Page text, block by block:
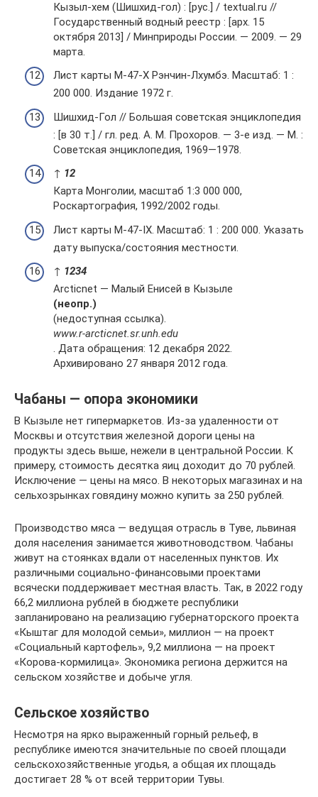
Кызыл-хем (Шишхид-гол) : [рус.] / textual.ru //
Государственный водный реестр : [арх. 15
октября 2013] / Минприроды России. — 2009. — 29
марта.
Лист карты M-47-X Рэнчин-Лхумбэ. Масштаб: 1 :
200 000. Издание 1972 г.
Шишхид-Гол // Большая советская энциклопедия
: [в 30 т.] / гл. ред. А. М. Прохоров. — 3-е изд. — М. :
Советская энциклопедия, 1969—1978.
↑ 12
Карта Монголии, масштаб 1:3 000 000,
Роскартография, 1992/2002 годы.
Лист карты M-47-IX. Масштаб: 1 : 200 000. Указать
дату выпуска/состояния местности.
↑ 1234
Arcticnet — Малый Енисей в Кызыле
(неопр.)
(недоступная ссылка).
www.r-arcticnet.sr.unh.edu
. Дата обращения: 12 декабря 2022.
Архивировано 27 января 2012 года.
Чабаны — опора экономики
В Кызыле нет гипермаркетов. Из-за удаленности от
Москвы и отсутствия железной дороги цены на
продукты здесь выше, нежели в центральной России. К
примеру, стоимость десятка яиц доходит до 70 рублей.
Исключение — цены на мясо. В некоторых магазинах и на
сельхозрынках говядину можно купить за 250 рублей.
Производство мяса — ведущая отрасль в Туве, львиная
доля населения занимается животноводством. Чабаны
живут на стоянках вдали от населенных пунктов. Их
различными социально-финансовыми проектами
всячески поддерживает местная власть. Так, в 2022 году
66,2 миллиона рублей в бюджете республики
запланировано на реализацию губернаторского проекта
«Кыштаг для молодой семьи», миллион — на проект
«Социальный картофель», 9,2 миллиона — на проект
«Корова-кормилица». Экономика региона держится на
сельском хозяйстве и добыче угля.
Сельское хозяйство
Несмотря на ярко выраженный горный рельеф, в
республике имеются значительные по своей площади
сельскохозяйственные угодья, а общая их площадь
достигает 28 % от всей территории Тувы.